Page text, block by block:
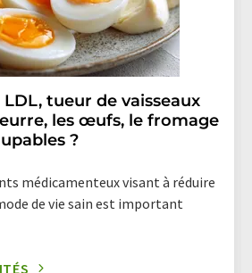
tueur de vaisseaux
les œufs, le fromage
?
médicamenteux visant à réduire
de vie sain est important